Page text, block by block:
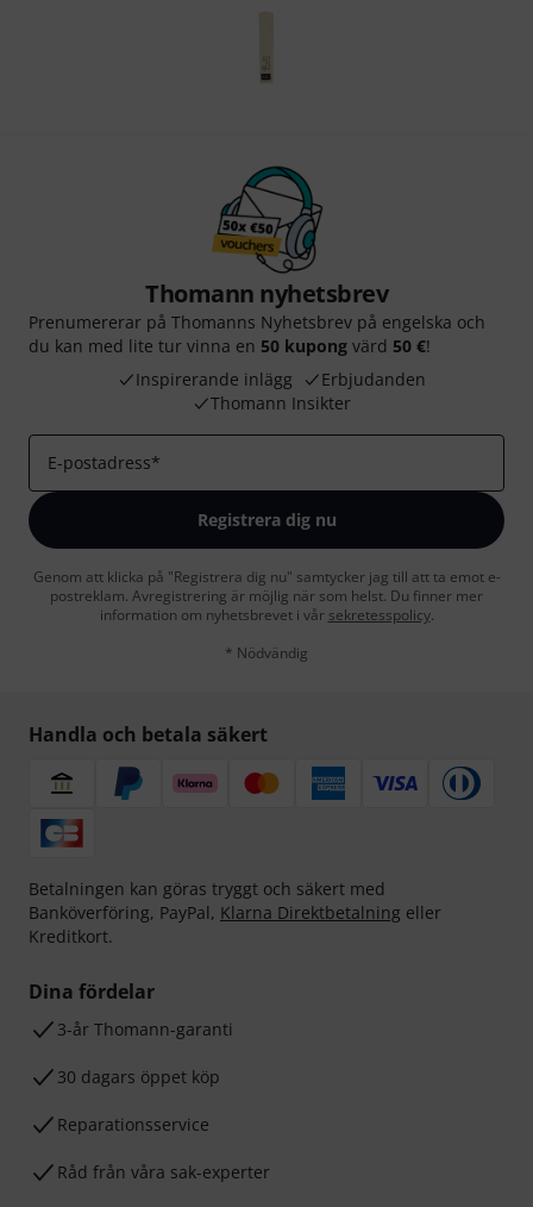
Thomann nyhetsbrev
Prenumererar på Thomanns Nyhetsbrev på engelska och
du kan med lite tur vinna en 50 kupong värd 50 €!
Inspirerande inlägg
Erbjudanden
Thomann Insikter
E-postadress*
Registrera dig nu
Genom att klicka på "Registrera dig nu" samtycker jag till att ta emot e-
postreklam. Avregistrering är möjlig när som helst. Du finner mer
information om nyhetsbrevet i vår sekretesspolicy.
* Nödvändig
Handla och betala säkert
Betalningen kan göras tryggt och säkert med
Banköverföring, PayPal, Klarna Direktbetalning eller
Kreditkort.
Dina fördelar
3-år Thomann-garanti
30 dagars öppet köp
Reparationsservice
Råd från våra sak-experter